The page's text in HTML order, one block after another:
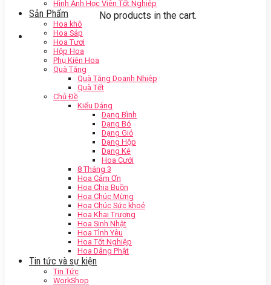
No products in the cart.
Hình Ảnh Học Viên Tốt Nghiệp
Sản Phẩm
Hoa khô
Hoa Sáp
Hoa Tươi
Hộp Hoa
Phụ Kiện Hoa
Quà Tặng
Quà Tặng Doanh Nhiệp
Quà Tết
Chủ Đề
Kiểu Dáng
Dạng Bình
Dạng Bó
Dạng Giỏ
Dạng Hộp
Dạng Kệ
Hoa Cưới
8 Tháng 3
Hoa Cảm Ơn
Hoa Chia Buồn
Hoa Chúc Mừng
Hoa Chúc Sức khoẻ
Hoa Khai Trương
Hoa Sinh Nhật
Hoa Tình Yêu
Hoa Tốt Nghiệp
Hoa Dâng Phật
Tin tức và sự kiện
Tin Tức
WorkShop